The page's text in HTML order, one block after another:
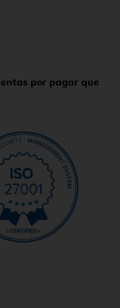
por pagar que